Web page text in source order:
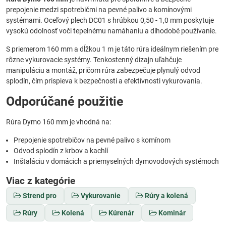
prepojenie medzi spotrebičmi na pevné palivo a komínovými
systémami. Oceľový plech DC01 s hrúbkou 0,50 - 1,0 mm poskytuje
vysokú odolnosť voči tepelnému namáhaniu a dlhodobé používanie.
S priemerom 160 mm a dĺžkou 1 m je táto rúra ideálnym riešením pre
rôzne vykurovacie systémy. Tenkostenný dizajn uľahčuje
manipuláciu a montáž, pričom rúra zabezpečuje plynulý odvod
splodín, čím prispieva k bezpečnosti a efektívnosti vykurovania.
Odporúčané použitie
Rúra Dymo 160 mm je vhodná na:
Prepojenie spotrebičov na pevné palivo s komínom
Odvod splodín z krbov a kachlí
Inštaláciu v domácich a priemyselných dymovodových systémoch
Viac z kategórie
Strend pro Vykurovanie Rúry a kolená
Rúry Kolená Kúrenár Kominár